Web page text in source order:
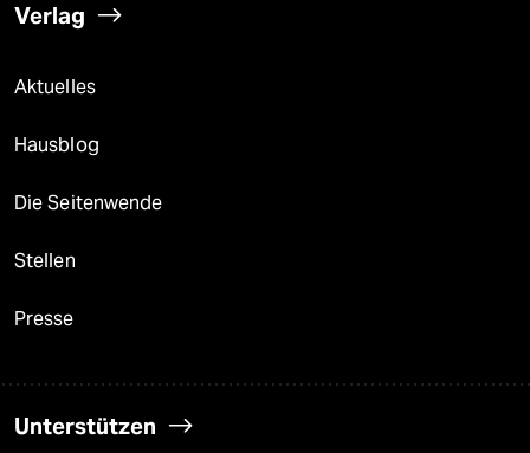
Verlag
Aktuelles
Hausblog
Die Seitenwende
Stellen
Presse
Unterstützen